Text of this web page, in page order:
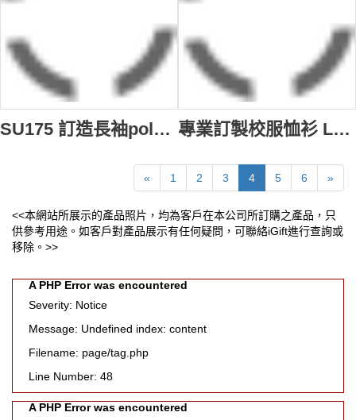
SU175 訂造長袖polo恤繡花校服款式polo恤 拼接撞色polo恤 校服polo恤公司 專業訂製校服恤衫 Logo繡花款式校服恤衫 校服造型選擇 校服恤衫專門店 伊斯蘭 SU174
« 1 2 3 4 5 6 »
<<本網站所展示的產品照片，均為客戶在本公司所訂購之產品，只
供參考用途。如客戶對產品展示有任何疑問，可聯絡iGift進行查詢或
移除。>>
A PHP Error was encountered
Severity: Notice
Message: Undefined index: content
Filename: page/tag.php
Line Number: 48
A PHP Error was encountered